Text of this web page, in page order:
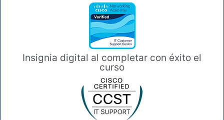
Insignia digital al completar con éxito el
curso